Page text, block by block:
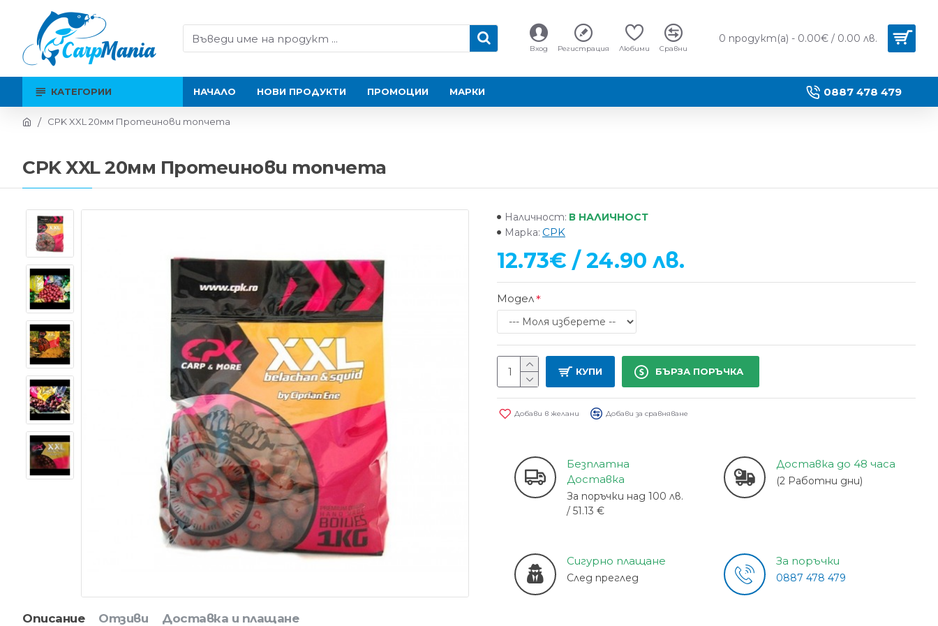
Вход Регистрация Любими Сравни
0 продукт(а) - 0.00€ / 0.00 лв.
КАТЕГОРИИ НАЧАЛО НОВИ ПРОДУКТИ ПРОМОЦИИ МАРКИ 0887 478 479
CPK XXL 20мм Протеинови топчета
CPK XXL 20мм Протеинови топчета
Описание Отзиви Доставка и плащане
Наличност: В НАЛИЧНОСТ
Марка: CPK
12.73€ / 24.90 лв.
Модел
КУПИ БЪРЗА ПОРЪЧКА
Добави в желани Добави за сравняване
Безплатна
Доставка
За поръчки над 100 лв.
/ 51.13 €
Доставка до 48 часа
(2 Работни дни)
Сигурно плащане
След преглед
За поръчки
0887 478 479